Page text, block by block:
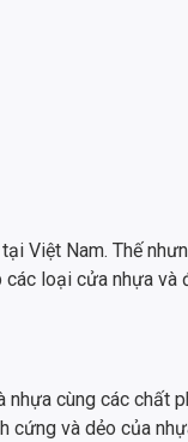
Việt Nam. Thế
các loại cửa nhựa và
cùng các chất
cứng và dẻo của